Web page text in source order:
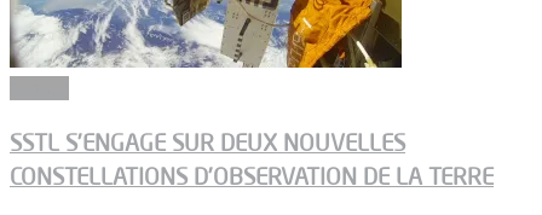
SSTL S’ENGAGE SUR DEUX NOUVELLES
CONSTELLATIONS D’OBSERVATION DE LA TERRE